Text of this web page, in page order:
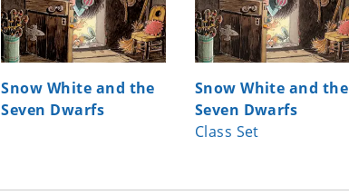
Snow White and the
Seven Dwarfs
Snow White and the
Seven Dwarfs
Class Set